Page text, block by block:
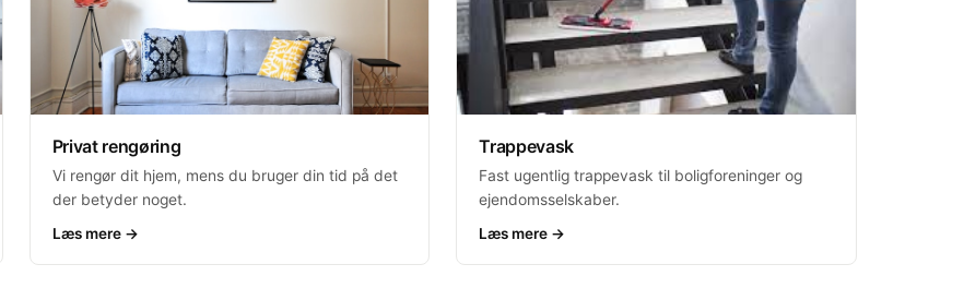
Privat rengøring
Vi rengør dit hjem, mens du bruger din tid på det
der betyder noget.
Læs mere →
Trappevask
Fast ugentlig trappevask til boligforeninger og
ejendomsselskaber.
Læs mere →